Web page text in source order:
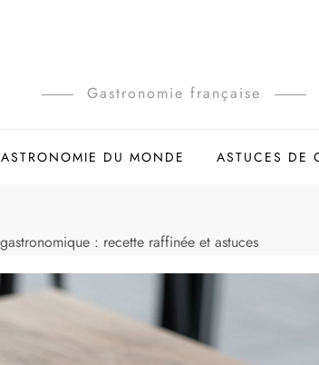
Gastronomie française
DU MONDE ASTUCES DE
: recette raffinée et astuces